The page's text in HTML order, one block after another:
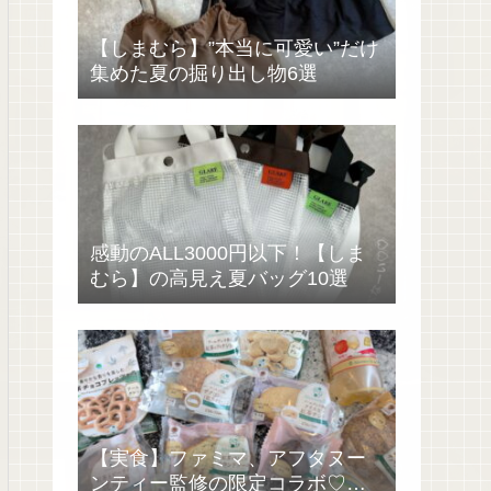
【しまむら】”本当に可愛い”だけ
集めた夏の掘り出し物6選
感動のALL3000円以下！【しま
むら】の高見え夏バッグ10選
【実食】ファミマ、アフタヌー
ンティー監修の限定コラボ♡過